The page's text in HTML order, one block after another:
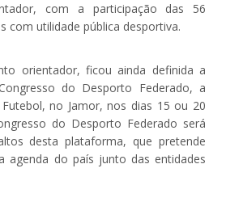
com a participação das 56
com utilidade pública desportiva.
orientador, ficou ainda definida a
do Desporto Federado, a
no Jamor, nos dias 15 ou 20
do Desporto Federado será
desta plataforma, que pretende
agenda do país junto das entidades